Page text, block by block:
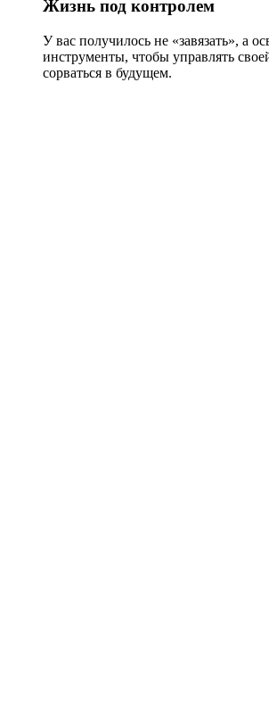
Жизнь под контролем
У вас получилось не «завязать», а
инструменты, чтобы управлять
сорваться в будущем.